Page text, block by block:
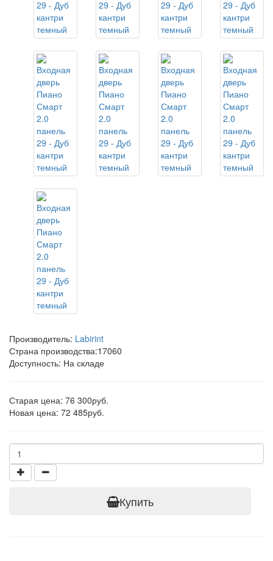
Производитель: Labirint
Страна производства:17060
Доступность: На складе
Старая цена: 76 300руб.
Новая цена: 72 485руб.
Купить